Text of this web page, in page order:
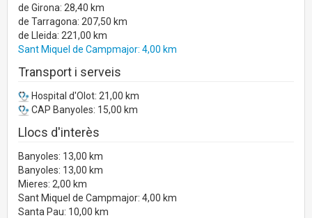
de Girona: 28,40 km
de Tarragona: 207,50 km
de Lleida: 221,00 km
Sant Miquel de Campmajor: 4,00 km
Transport i serveis
Hospital d'Olot: 21,00 km
CAP Banyoles: 15,00 km
Llocs d'interès
Banyoles: 13,00 km
Banyoles: 13,00 km
Mieres: 2,00 km
Sant Miquel de Campmajor: 4,00 km
Santa Pau: 10,00 km